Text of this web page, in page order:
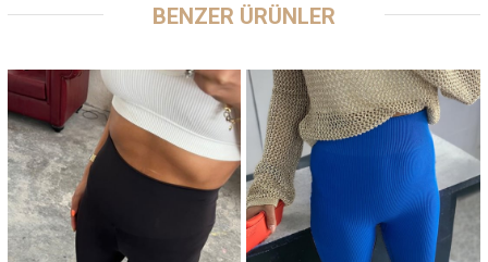
BENZER ÜRÜNLER